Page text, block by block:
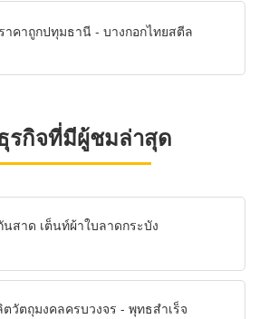
าคาถูกปทุมธานี - บางกอกไทยสตีล
รกิจที่มีผู้ชมล่าสุด
นสาด เต็นท์ผ้าใบลาดกระบัง
วัตถุมงคลครบวงจร - พุทธสำเร็จ